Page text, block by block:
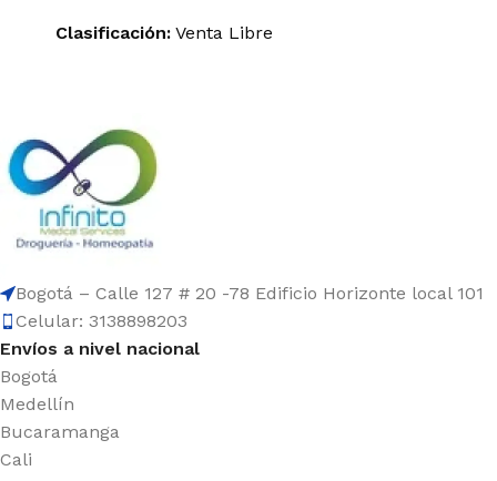
Clasificación: Venta Libre
Bogotá – Calle 127 # 20 -78 Edificio Horizonte local 101
Celular: 3138898203
Envíos a nivel nacional
Bogotá
Medellín
Bucaramanga
Cali